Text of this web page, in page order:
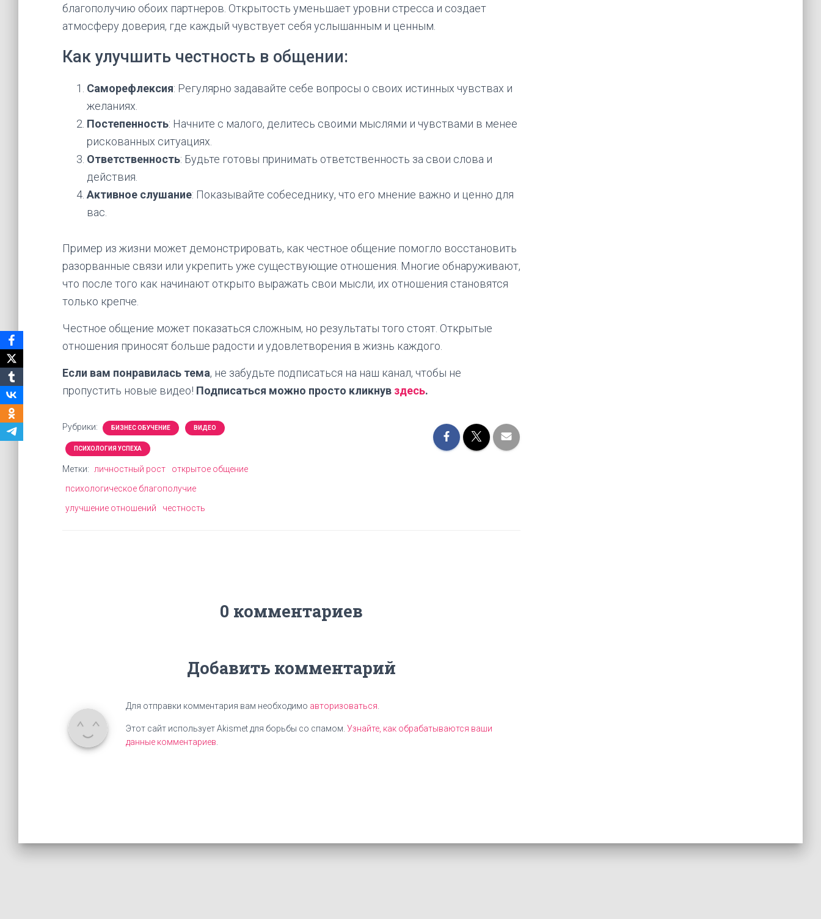
благополучию обоих партнеров. Открытость уменьшает уровни стресса и создает
атмосферу доверия, где каждый чувствует себя услышанным и ценным.
Как улучшить честность в общении:
Саморефлексия: Регулярно задавайте себе вопросы о своих истинных чувствах и
желаниях.
Постепенность: Начните с малого, делитесь своими мыслями и чувствами в менее
рискованных ситуациях.
Ответственность: Будьте готовы принимать ответственность за свои слова и
действия.
Активное слушание: Показывайте собеседнику, что его мнение важно и ценно для
вас.
Пример из жизни может демонстрировать, как честное общение помогло восстановить
разорванные связи или укрепить уже существующие отношения. Многие обнаруживают,
что после того как начинают открыто выражать свои мысли, их отношения становятся
только крепче.
Честное общение может показаться сложным, но результаты того стоят. Открытые
отношения приносят больше радости и удовлетворения в жизнь каждого.
Если вам понравилась тема, не забудьте подписаться на наш канал, чтобы не
пропустить новые видео! Подписаться можно просто кликнув здесь.
Рубрики: БИЗНЕС ОБУЧЕНИЕ ВИДЕО
ПСИХОЛОГИЯ УСПЕХА
Метки: личностный рост
открытое общение
психологическое благополучие
улучшение отношений
честность
0 комментариев
Добавить комментарий
Для отправки комментария вам необходимо авторизоваться
Этот сайт использует Akismet для борьбы со спамом. Узнайте, как обрабатываются ваши
данные комментариев